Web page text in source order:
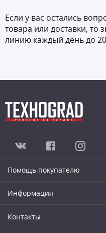
Если у вас остались
товара или доставки, то
линию каждый день до
Помощь покупателю
Информация
Контакты